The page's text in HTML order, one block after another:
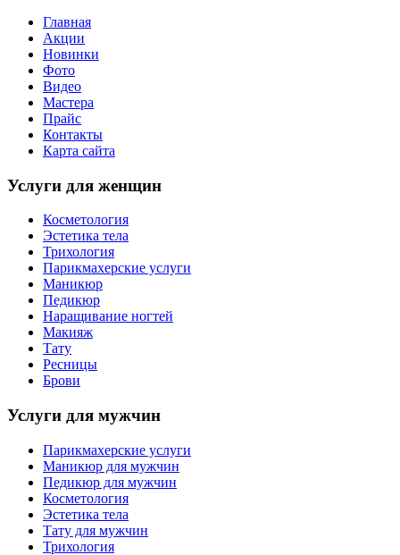
Главная
Акции
Новинки
Фото
Видео
Мастера
Прайс
Контакты
Карта сайта
Услуги для женщин
Косметология
Эстетика тела
Трихология
Парикмахерские услуги
Маникюр
Педикюр
Наращивание ногтей
Макияж
Тату
Ресницы
Брови
Услуги для мужчин
Парикмахерские услуги
Маникюр для мужчин
Педикюр для мужчин
Косметология
Эстетика тела
Тату для мужчин
Трихология